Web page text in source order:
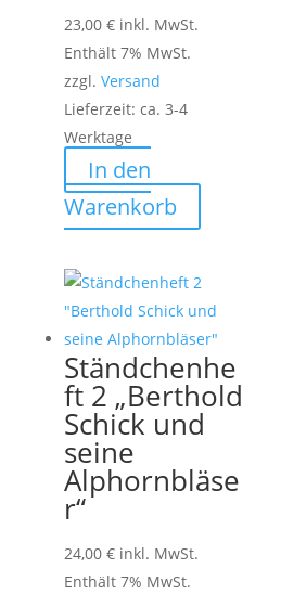
23,00 € inkl. MwSt.
Enthält 7% MwSt.
zzgl. Versand
Lieferzeit: ca. 3-4
Werktage
In den
Warenkorb
Ständchenhe
ft 2 „Berthold
Schick und
seine
Alphornbläse
r“
24,00 € inkl. MwSt.
Enthält 7% MwSt.